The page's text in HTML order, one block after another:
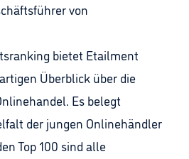
von
bietet Etailment
Überblick über die
Es belegt
der jungen Onlinehändler
Top 100 sind alle